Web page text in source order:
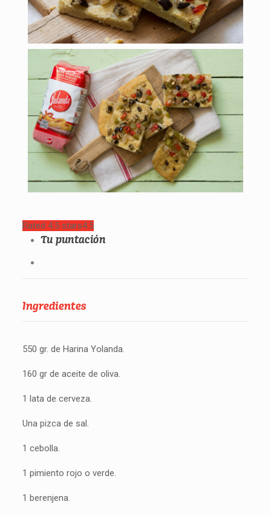
Rated 4.5 stars4.5
Tu puntación
Ingredientes
550 gr. de Harina Yolanda.
160 gr de aceite de oliva.
1 lata de cerveza.
Una pizca de sal.
1 cebolla.
1 pimiento rojo o verde.
1 berenjena.